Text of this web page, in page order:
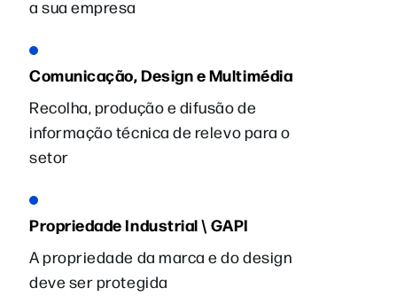
a sua empresa
Comunicação, Design e Multimédia
Recolha, produção e difusão de
informação técnica de relevo para o
setor
Propriedade Industrial \ GAPI
A propriedade da marca e do design
deve ser protegida